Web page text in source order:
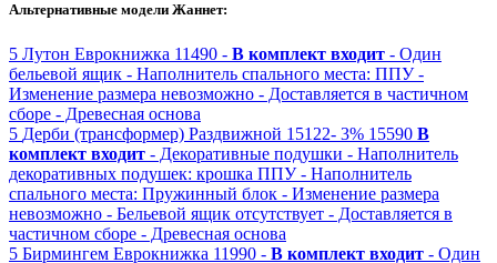
Альтернативные модели Жаннет:
5 Лутон Еврокнижка 11490 - В комплект входит - Один
бельевой ящик - Наполнитель спального места: ППУ -
Изменение размера невозможно - Доставляется в частичном
сборе - Древесная основа
5 Дерби (трансформер) Раздвижной 15122- 3% 15590 В
комплект входит - Декоративные подушки - Наполнитель
декоративных подушек: крошка ППУ - Наполнитель
спального места: Пружинный блок - Изменение размера
невозможно - Бельевой ящик отсутствует - Доставляется в
частичном сборе - Древесная основа
5 Бирмингем Еврокнижка 11990 - В комплект входит - Один